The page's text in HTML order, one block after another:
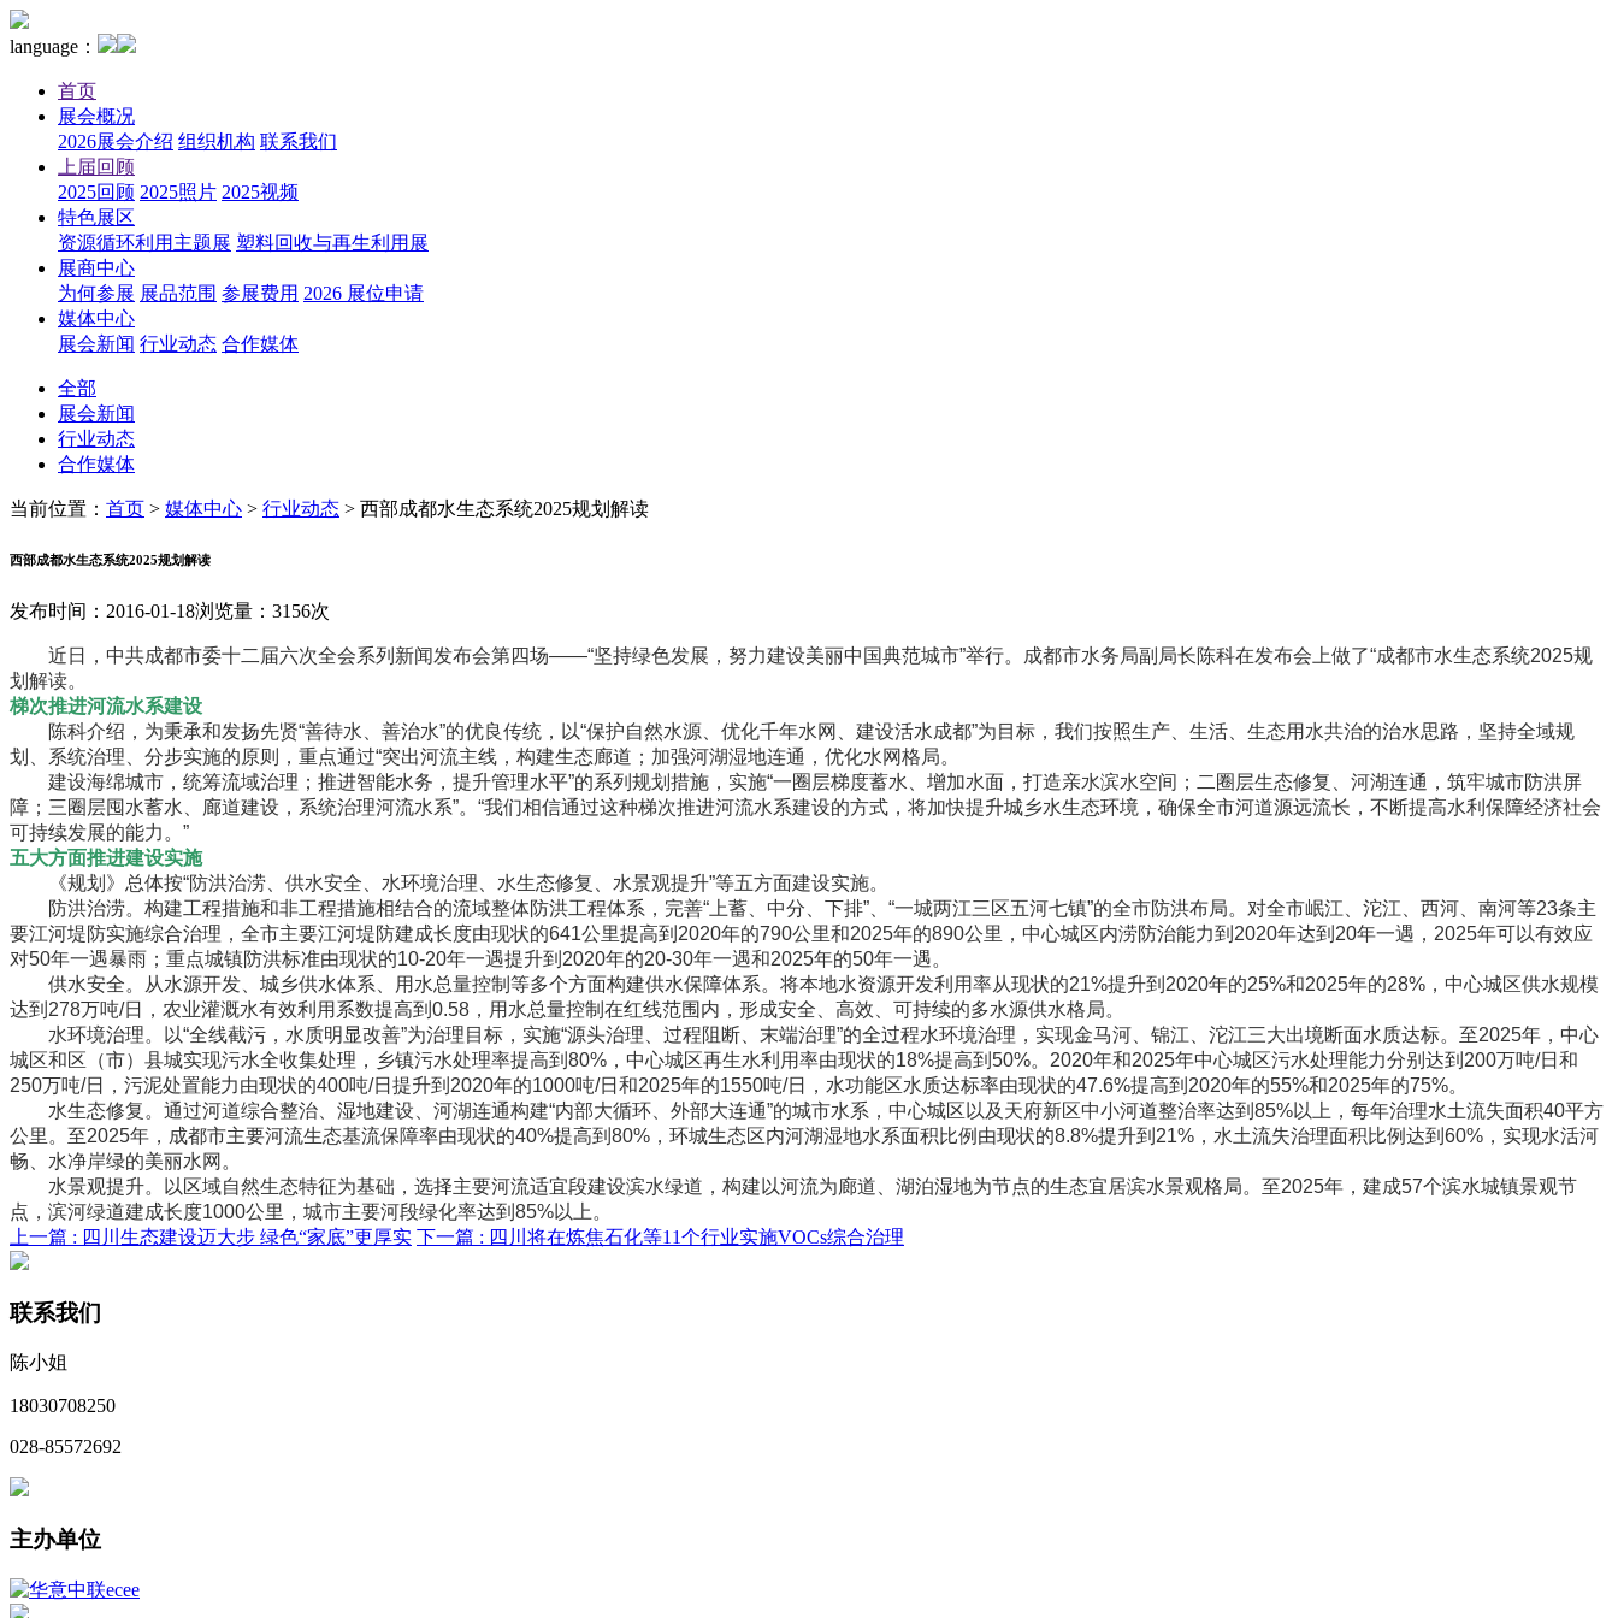
language：
首页
展会概况
2026展会介绍 组织机构 联系我们
上届回顾
2025回顾 2025照片 2025视频
特色展区
资源循环利用主题展 塑料回收与再生利用展
展商中心
为何参展 展品范围 参展费用 2026 展位申请
媒体中心
展会新闻 行业动态 合作媒体
全部
展会新闻
行业动态
合作媒体
当前位置： 首页 > 媒体中心 > 行业动态 > 西部成都水生态系统2025规划解读
西部成都水生态系统2025规划解读
发布时间：2016-01-18浏览量：3156次
近日，中共成都市委十二届六次全会系列新闻发布会第四场——“坚持绿色发展，努力建设美丽中国典范城市”举行。成都市水务局副局长陈科在发布会上做了“成都市水生态系统2025规
划解读。
梯次推进河流水系建设
陈科介绍，为秉承和发扬先贤“善待水、善治水”的优良传统，以“保护自然水源、优化千年水网、建设活水成都”为目标，我们按照生产、生活、生态用水共治的治水思路，坚持全域规
划、系统治理、分步实施的原则，重点通过“突出河流主线，构建生态廊道；加强河湖湿地连通，优化水网格局。
建设海绵城市，统筹流域治理；推进智能水务，提升管理水平”的系列规划措施，实施“一圈层梯度蓄水、增加水面，打造亲水滨水空间；二圈层生态修复、河湖连通，筑牢城市防洪屏
障；三圈层囤水蓄水、廊道建设，系统治理河流水系”。“我们相信通过这种梯次推进河流水系建设的方式，将加快提升城乡水生态环境，确保全市河道源远流长，不断提高水利保障经济社会
可持续发展的能力。”
五大方面推进建设实施
《规划》总体按“防洪治涝、供水安全、水环境治理、水生态修复、水景观提升”等五方面建设实施。
防洪治涝。构建工程措施和非工程措施相结合的流域整体防洪工程体系，完善“上蓄、中分、下排”、“一城两江三区五河七镇”的全市防洪布局。对全市岷江、沱江、西河、南河等23条主
要江河堤防实施综合治理，全市主要江河堤防建成长度由现状的641公里提高到2020年的790公里和2025年的890公里，中心城区内涝防治能力到2020年达到20年一遇，2025年可以有效应
对50年一遇暴雨；重点城镇防洪标准由现状的10-20年一遇提升到2020年的20-30年一遇和2025年的50年一遇。
供水安全。从水源开发、城乡供水体系、用水总量控制等多个方面构建供水保障体系。将本地水资源开发利用率从现状的21%提升到2020年的25%和2025年的28%，中心城区供水规模
达到278万吨/日，农业灌溉水有效利用系数提高到0.58，用水总量控制在红线范围内，形成安全、高效、可持续的多水源供水格局。
水环境治理。以“全线截污，水质明显改善”为治理目标，实施“源头治理、过程阻断、末端治理”的全过程水环境治理，实现金马河、锦江、沱江三大出境断面水质达标。至2025年，中心
城区和区（市）县城实现污水全收集处理，乡镇污水处理率提高到80%，中心城区再生水利用率由现状的18%提高到50%。2020年和2025年中心城区污水处理能力分别达到200万吨/日和
250万吨/日，污泥处置能力由现状的400吨/日提升到2020年的1000吨/日和2025年的1550吨/日，水功能区水质达标率由现状的47.6%提高到2020年的55%和2025年的75%。
水生态修复。通过河道综合整治、湿地建设、河湖连通构建“内部大循环、外部大连通”的城市水系，中心城区以及天府新区中小河道整治率达到85%以上，每年治理水土流失面积40平方
公里。至2025年，成都市主要河流生态基流保障率由现状的40%提高到80%，环城生态区内河湖湿地水系面积比例由现状的8.8%提升到21%，水土流失治理面积比例达到60%，实现水活河
畅、水净岸绿的美丽水网。
水景观提升。以区域自然生态特征为基础，选择主要河流适宜段建设滨水绿道，构建以河流为廊道、湖泊湿地为节点的生态宜居滨水景观格局。至2025年，建成57个滨水城镇景观节
点，滨河绿道建成长度1000公里，城市主要河段绿化率达到85%以上。
上一篇 : 四川生态建设迈大步 绿色“家底”更厚实 下一篇 : 四川将在炼焦石化等11个行业实施VOCs综合治理
联系我们
陈小姐
18030708250
028-85572692
主办单位